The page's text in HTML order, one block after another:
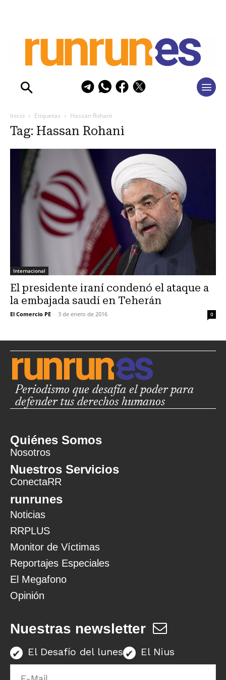
Inicio Etiquetas Hassan Rohani
Tag: Hassan Rohani
Internacional
El presidente iraní condenó el ataque a
la embajada saudí en Teherán
El Comercio PE - 3 de enero de 2016 0
Periodismo que desafía el poder para
defender tus derechos humanos
Quiénes Somos
Nosotros
Nuestros Servicios
ConectaRR
runrunes
Noticias
RRPLUS
Monitor de Víctimas
Reportajes Especiales
El Megafono
Opinión
Nuestras newsletter
El Desafío del lunes El Nius